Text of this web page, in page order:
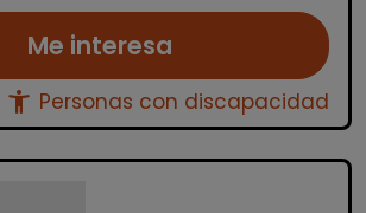
Me interesa
accessibility_new Personas con discapacidad